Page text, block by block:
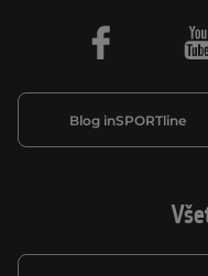
Blog inSPORTline
Facebook